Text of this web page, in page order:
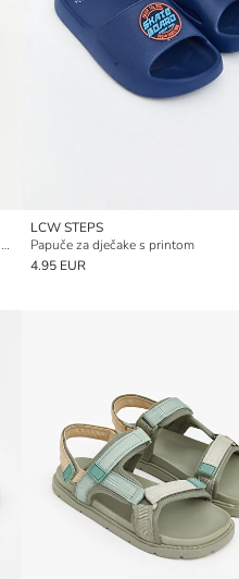
Dječje sandale za plažu s printom Ratova zvijezda
LCW STEPS
Papuče za dječake s printom
4.95 EUR